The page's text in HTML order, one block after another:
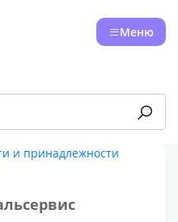
Меню
и принадлежности